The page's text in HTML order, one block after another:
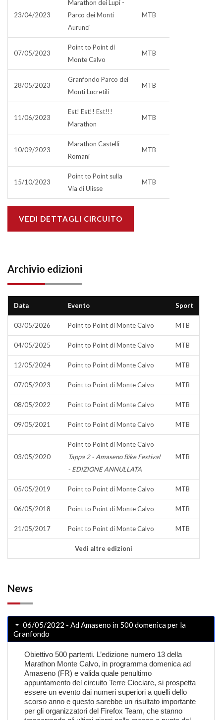
23/04/2023
Marathon dei Lupi -
Parco dei Monti
Aurunci
MTB
07/05/2023
Point to Point di
Monte Calvo
MTB
28/05/2023
Granfondo Parco dei
Monti Lucretili
MTB
11/06/2023
Est! Est!! Est!!!
Marathon
MTB
10/09/2023
Marathon Castelli
Romani
MTB
15/10/2023
Point to Point sulla
Via di Ulisse
MTB
VEDI DETTAGLI CIRCUITO
Archivio edizioni
Data Evento Sport
03/05/2026 Point to Point di Monte Calvo MTB
04/05/2025 Point to Point di Monte Calvo MTB
12/05/2024 Point to Point di Monte Calvo MTB
07/05/2023 Point to Point di Monte Calvo MTB
08/05/2022 Point to Point di Monte Calvo MTB
09/05/2021 Point to Point di Monte Calvo MTB
03/05/2020
Point to Point di Monte Calvo
Tappa 2 - Amaseno Bike Festival
- EDIZIONE ANNULLATA
MTB
05/05/2019 Point to Point di Monte Calvo MTB
06/05/2018 Point to Point di Monte Calvo MTB
21/05/2017 Point to Point di Monte Calvo MTB
Vedi altre edizioni
News
06/05/2022 - Ad Amaseno in 500 domenica per la
Granfondo
Obiettivo 500 partenti. L’edizione numero 13 della
Marathon Monte Calvo, in programma domenica ad
Amaseno (FR) e valida quale penultimo
appuntamento del circuito Terre Ciociare, si prospetta
essere un evento dai numeri superiori a quelli dello
scorso anno e questo sarebbe un risultato importante
per gli organizzatori del Firefox Team, che stanno